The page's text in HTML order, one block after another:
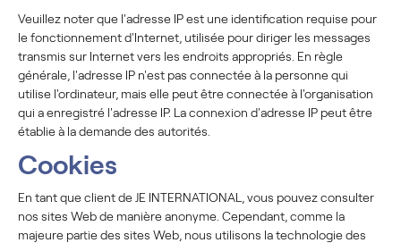
Veuillez noter que l'adresse IP est une identification requise pour
le fonctionnement d'Internet, utilisée pour diriger les messages
transmis sur Internet vers les endroits appropriés. En règle
générale, l'adresse IP n'est pas connectée à la personne qui
utilise l'ordinateur, mais elle peut être connectée à l'organisation
qui a enregistré l'adresse IP. La connexion d'adresse IP peut être
établie à la demande des autorités.
Cookies
En tant que client de JE INTERNATIONAL, vous pouvez consulter
nos sites Web de manière anonyme. Cependant, comme la
majeure partie des sites Web, nous utilisons la technologie des